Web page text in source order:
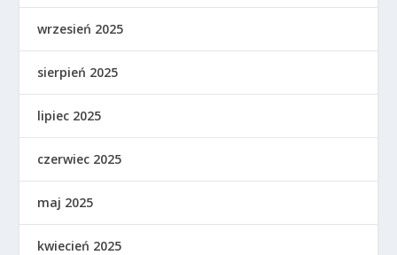
wrzesień 2025
sierpień 2025
lipiec 2025
czerwiec 2025
maj 2025
kwiecień 2025